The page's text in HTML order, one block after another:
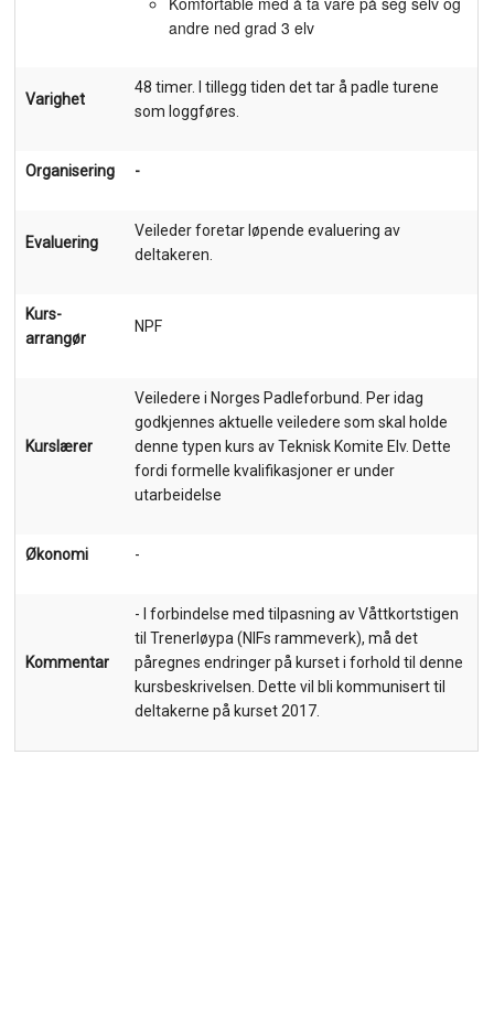
andre ned grad 3 elv
Varighet
48 timer. I tillegg tiden det tar å padle turene
som loggføres.
Organisering -
Evaluering
Veileder foretar løpende evaluering av
deltakeren.
Kurs-
arrangør
NPF
Kurslærer
Veiledere i Norges Padleforbund. Per idag
godkjennes aktuelle veiledere som skal holde
denne typen kurs av Teknisk Komite Elv. Dette
fordi formelle kvalifikasjoner er under
utarbeidelse
Økonomi -
Kommentar
- I forbindelse med tilpasning av Våttkortstigen
til Trenerløypa (NIFs rammeverk), må det
påregnes endringer på kurset i forhold til denne
kursbeskrivelsen. Dette vil bli kommunisert til
deltakerne på kurset 2017.